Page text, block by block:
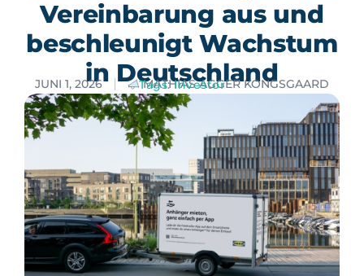
Vereinbarung aus und
beschleunigt Wachstum
in Deutschland
JUNI 1, 2026 MATHIAS AGGER KONGSGAARD
Tags: Investor